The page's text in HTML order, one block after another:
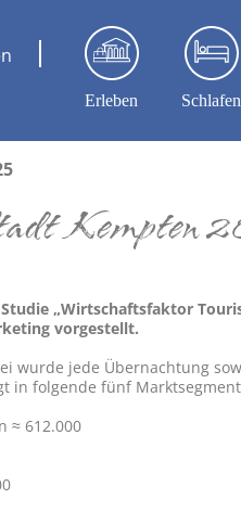
Erleben Schlafen
Kempten
„Wirtschaftsfaktor
vorgestellt.
wurde jede Übernachtung
in folgende fünf
≈ 612.000